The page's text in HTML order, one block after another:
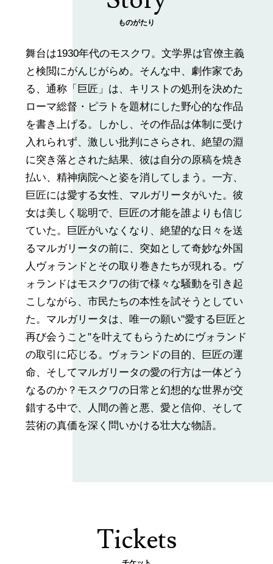
ものがたり
舞台は1930年代のモスクワ。文学界は官僚主義
と検閲にがんじがらめ。そんな中、劇作家であ
る、通称「巨匠」は、キリストの処刑を決めた
ローマ総督・ピラトを題材にした野心的な作品
を書き上げる。しかし、その作品は体制に受け
入れられず、激しい批判にさらされ、絶望の淵
に突き落とされた結果、彼は自分の原稿を焼き
払い、精神病院へと姿を消してしまう。一方、
巨匠には愛する女性、マルガリータがいた。彼
女は美しく聡明で、巨匠の才能を誰よりも信じ
ていた。巨匠がいなくなり、絶望的な日々を送
るマルガリータの前に、突如として奇妙な外国
人ヴォランドとその取り巻きたちが現れる。ヴ
ォランドはモスクワの街で様々な騒動を引き起
こしながら、市民たちの本性を試そうとしてい
た。マルガリータは、唯一の願い"愛する巨匠と
再び会うこと"を叶えてもらうためにヴォランド
の取引に応じる。ヴォランドの目的、巨匠の運
命、そしてマルガリータの愛の行方は一体どう
なるのか？モスクワの日常と幻想的な世界が交
錯する中で、人間の善と悪、愛と信仰、そして
芸術の真価を深く問いかける壮大な物語。
Tickets